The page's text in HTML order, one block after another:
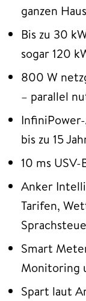
ganzen
Bis zu 30
sogar 120
800 W
– parallel
bis zu 15
10 ms
Anker
Tarifen,
Smart
Monitoring
Spart laut